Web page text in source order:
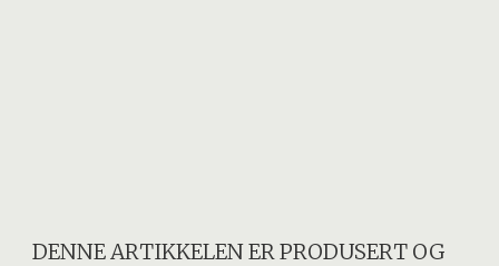
DENNE ARTIKKELEN ER PRODUSERT OG